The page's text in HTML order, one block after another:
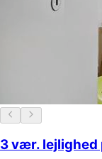
3 vær. lejlighed